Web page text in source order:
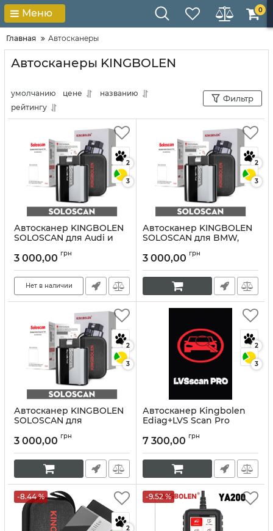
Меню 0
Главная Автосканеры
Автосканеры KINGBOLEN
умолчанию цене
названию
рейтингу
Фильтр
2
3
Автосканер KINGBOLEN
SOLOSCAN для Audi и
Артикул:10333
3 000,00 грн
Нет в наличии
2
3
Автосканер KINGBOLEN
SOLOSCAN для BMW,
Артикул:10332
3 000,00 грн
2
3
Автосканер KINGBOLEN
SOLOSCAN для
Maybach
Артикул:10331
3 000,00 грн
2
3
Автосканер Kingbolen
Ediag+LVS Scan Pro
7 300,00 грн
-8.44 %
2
-9.52 %